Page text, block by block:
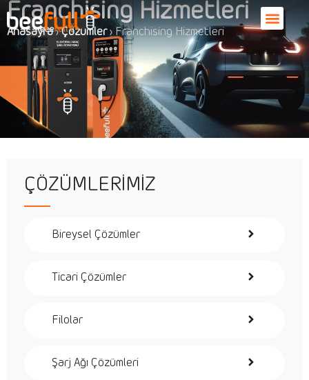
Franchising Hizmetleri
Anasayfa › Çözümler ›Franchising Hizmetleri
ÇÖZÜMLERİMİZ
Bireysel Çözümler
Ticari Çözümler
Filolar
Şarj Ağı Çözümleri